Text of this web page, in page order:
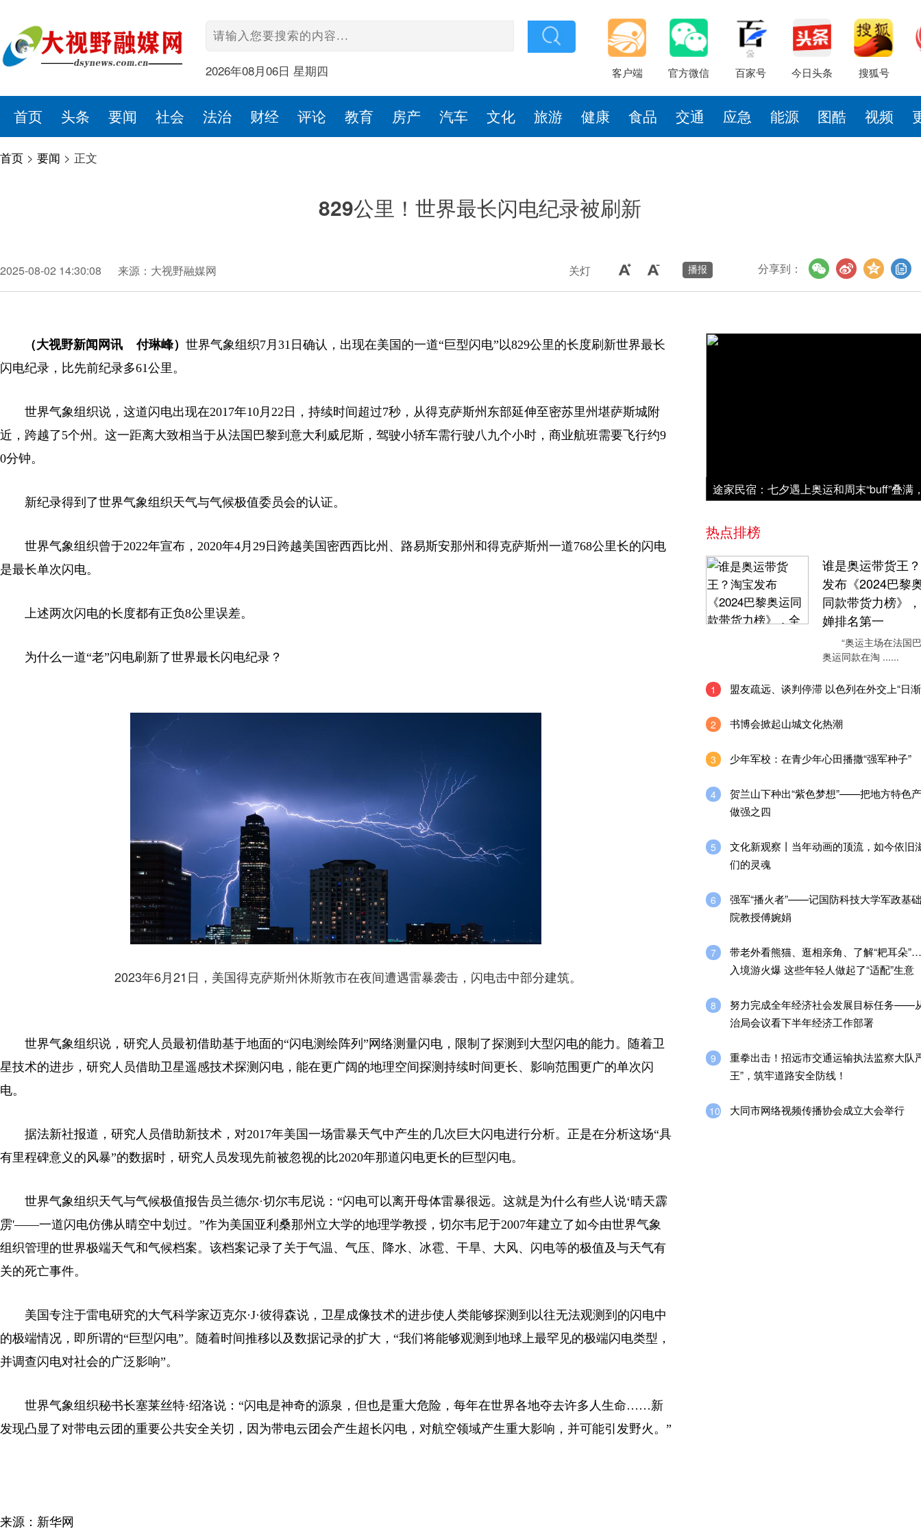
2026年08月06日 星期四 客户端 官方微信 百家号 今日头条 搜狐号
首页 头条 要闻 社会 法治 财经 评论 教育 房产 汽车 文化 旅游 健康 食品 交通 应急 能源 图酷 视频
首页 > 要闻 > 正文
829公里！世界最长闪电纪录被刷新
2025-08-02 14:30:08 来源：大视野融媒网 关灯 分享到：
（大视野新闻网讯 付琳峰） 世界气象组织7月31日确认，出现在美国的一道“巨型闪电”以829公里的长度刷新世界最长
闪电纪录，比先前纪录多61公里。
世界气象组织说，这道闪电出现在2017年10月22日，持续时间超过7秒，从得克萨斯州东部延伸至密苏里州堪萨斯城附
近，跨越了5个州。这一距离大致相当于从法国巴黎到意大利威尼斯，驾驶小轿车需行驶八九个小时，商业航班需要飞行约9
0分钟。
新纪录得到了世界气象组织天气与气候极值委员会的认证。
世界气象组织曾于2022年宣布，2020年4月29日跨越美国密西西比州、路易斯安那州和得克萨斯州一道768公里长的闪电
是最长单次闪电。
上述两次闪电的长度都有正负8公里误差。
为什么一道“老”闪电刷新了世界最长闪电纪录？
2023年6月21日，美国得克萨斯州休斯敦市在夜间遭遇雷暴袭击，闪电击中部分建筑。
世界气象组织说，研究人员最初借助基于地面的“闪电测绘阵列”网络测量闪电，限制了探测到大型闪电的能力。随着卫
星技术的进步，研究人员借助卫星遥感技术探测闪电，能在更广阔的地理空间探测持续时间更长、影响范围更广的单次闪
电。
据法新社报道，研究人员借助新技术，对2017年美国一场雷暴天气中产生的几次巨大闪电进行分析。正是在分析这场“具
有里程碑意义的风暴”的数据时，研究人员发现先前被忽视的比2020年那道闪电更长的巨型闪电。
世界气象组织天气与气候极值报告员兰德尔·切尔韦尼说：“闪电可以离开母体雷暴很远。这就是为什么有些人说‘晴天霹
雳'——一道闪电仿佛从晴空中划过。”作为美国亚利桑那州立大学的地理学教授，切尔韦尼于2007年建立了如今由世界气象
组织管理的世界极端天气和气候档案。该档案记录了关于气温、气压、降水、冰雹、干旱、大风、闪电等的极值及与天气有
关的死亡事件。
美国专注于雷电研究的大气科学家迈克尔·J·彼得森说，卫星成像技术的进步使人类能够探测到以往无法观测到的闪电中
的极端情况，即所谓的“巨型闪电”。随着时间推移以及数据记录的扩大，“我们将能够观测到地球上最罕见的极端闪电类型，
并调查闪电对社会的广泛影响”。
世界气象组织秘书长塞莱丝特·绍洛说：“闪电是神奇的源泉，但也是重大危险，每年在世界各地夺去许多人生命……新
发现凸显了对带电云团的重要公共安全关切，因为带电云团会产生超长闪电，对航空领域产生重大影响，并可能引发野火。”
来源：新华网
热点排榜
谁是奥运带货王
发布《2024巴黎
同款带货力榜》
婵排名第一
“奥运主场在法国
奥运同款在淘 ......
1 盟友疏远、谈判停滞 以色列在外交上“日
2 书博会掀起山城文化热潮
3 少年军校：在青少年心田播撒“强军种子”
4
贺兰山下种出“紫色梦想”——把地方特色
做强之四
5
文化新观察丨当年动画的顶流，如今依旧
们的灵魂
6
强军“播火者”——记国防科技大学军政基
院教授傅婉娟
7
带老外看熊猫、逛相亲角、了解“耙耳朵
入境游火爆 这些年轻人做起了“适配”生意
8
努力完成全年经济社会发展目标任务——
治局会议看下半年经济工作部署
9
重拳出击！招远市交通运输执法监察大队
王”，筑牢道路安全防线！
10 大同市网络视频传播协会成立大会举行